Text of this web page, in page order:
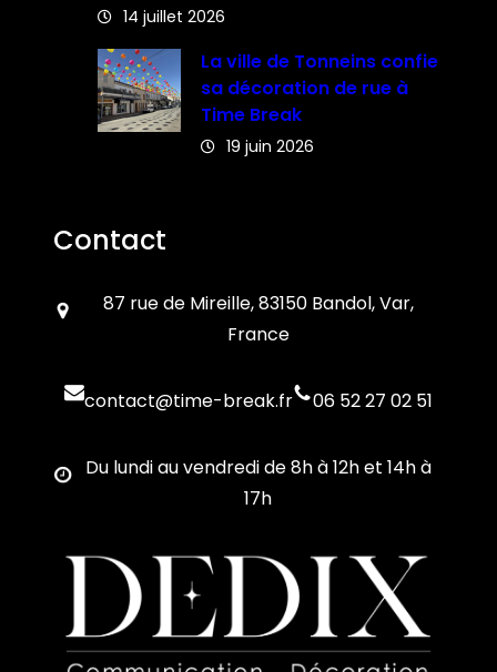
14 juillet 2026
La ville de Tonneins confie
sa décoration de rue à
Time Break
19 juin 2026
Contact
87 rue de Mireille, 83150 Bandol, Var,
France
contact@time-break.fr 06 52 27 02 51
Du lundi au vendredi de 8h à 12h et 14h à
17h